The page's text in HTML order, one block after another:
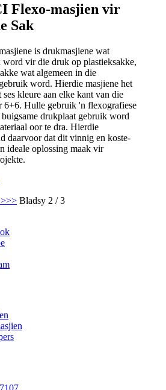
Flexo-masjien vir
Sak
is drukmasjiene wat
vir die druk op plastieksakke,
wat algemeen in die
word. Hierdie masjiene het
kleure aan elke kant van die
6+6. Hulle gebruik 'n flexografiese
drukplaat gebruik word
oor te dra. Hierdie
daarvoor dat dit vinnig en koste-
ideale oplossing maak vir
>> Bladsy 2 / 3